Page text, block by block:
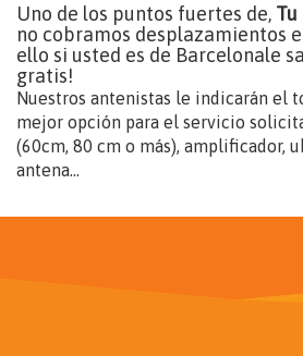
Uno de los puntos fuertes de,
no cobramos desplazamientos
ello si usted es de Barcelonale
gratis!
Nuestros antenistas le indicarán el
mejor opción para el servicio
(60cm, 80 cm o más), amplificador,
antena...